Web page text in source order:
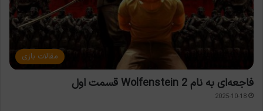
مقالات بازی
فاجعه‌ای به نام Wolfenstein 2 قسمت اول
2025-10-18